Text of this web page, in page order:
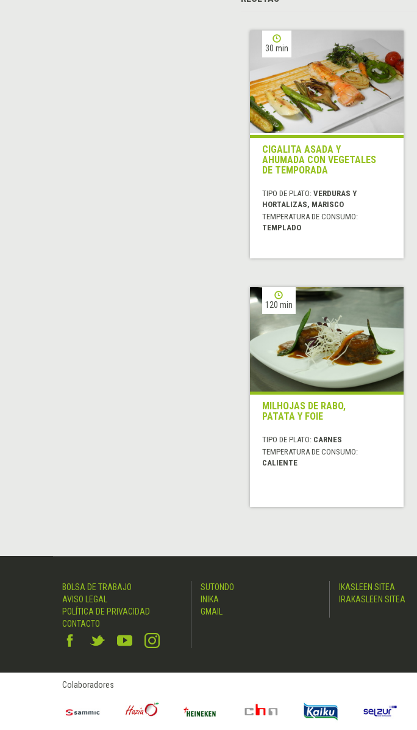
30 min
CIGALITA ASADA Y
AHUMADA CON VEGETALES
DE TEMPORADA
TIPO DE PLATO: VERDURAS Y
HORTALIZAS, MARISCO
TEMPERATURA DE CONSUMO:
TEMPLADO
120 min
MILHOJAS DE RABO,
PATATA Y FOIE
TIPO DE PLATO: CARNES
TEMPERATURA DE CONSUMO:
CALIENTE
BOLSA DE TRABAJO
AVISO LEGAL
POLÍTICA DE PRIVACIDAD
CONTACTO
SUTONDO
INIKA
GMAIL
IKASLEEN SITEA
IRAKASLEEN SITEA
Colaboradores